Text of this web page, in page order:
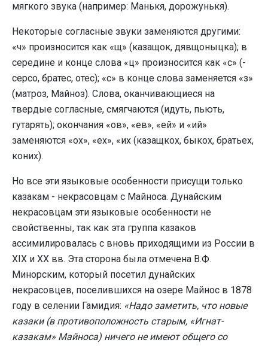
мягкого звука (например: Манькя, дорожунькя).
Некоторые согласные звуки заменяются другими:
«ч» произносится как «щ» (казащок, дявщоныцка); в
середине и конце слова «ц» произносится как «с» (-
сер­со, братес, отес); «с» в конце слова заменяется «з»
(матроз, Майноз). Слова, оканчивающиеся на
твердые согласные, смягчаются (идуть, пьють,
гутарять); окон­чания «ов», «ев», «ей» и «ий»
заменяются «ох», «ех», «их (казащкох, быкох, братьех,
коних).
Но все эти языковые особенности присущи только
казакам - некрасовцам с Майноса. Дунайским
некрасовцам эти языковые особенности не
свойственны, так как эта группа казаков
ассимилировалась с вновь приходящими из России в
XIX и XX вв. Эта сторона была отмечена В.Ф.
Минорским, кото­рый посетил дунайских
некрасовцев, поселившихся на озере Майнос в 1878
году в селении Гамидия: «Надо за­метить, что новые
казаки (в противоположность ста­рым, «Игнат-
казакам» Майноса) ничего не имеют общего со